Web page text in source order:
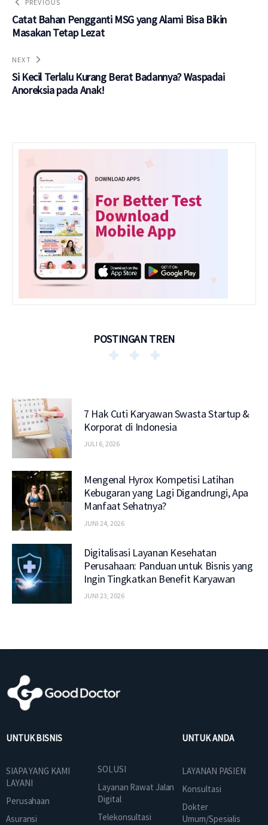
PREVIOUS
Catat Bahan Pengganti MSG yang Alami Bisa Bikin
Masakan Tetap Lezat
NEXT
Si Kecil Terlalu Kurang Berat Badannya? Waspadai
Anoreksia pada Anak!
POSTINGAN TREN
7 Hak Cuti Karyawan Swasta Startup &
Korporat di Indonesia
JULI 6, 2026
Mengenal Hyrox Kompetisi Latihan
Kebugaran yang Lagi Digandrungi, Apa
Manfaat Sehatnya?
JUNI 24, 2026
Digitalisasi Layanan Kesehatan
Perusahaan: Panduan untuk Bisnis yang
Ingin Tingkatkan Benefit Karyawan
JUNI 23, 2026
UNTUK BISNIS
SIAPA YANG KAMI
LAYANI
Perusahaan
Asuransi
SOLUSI
Layanan Rawat Jalan
Digital
Telekonsultasi
UNTUK ANDA
LAYANAN PASIEN
Konsultasi
Dokter
Umum/Spesialis